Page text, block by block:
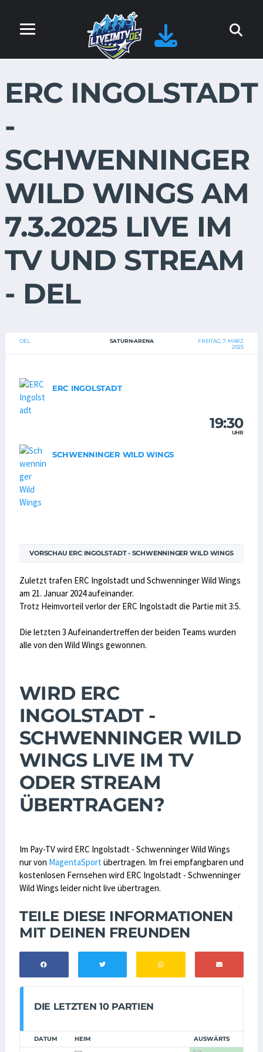
ERC INGOLSTADT
-
SCHWENNINGER
WILD WINGS AM
7.3.2025 LIVE IM
TV UND STREAM
- DEL
DEL SATURN-ARENA
FREITAG, 7. MÄRZ
2025
ERC INGOLSTADT
19:30
UHR
SCHWENNINGER WILD WINGS
VORSCHAU ERC INGOLSTADT - SCHWENNINGER WILD WINGS
Zuletzt trafen ERC Ingolstadt und Schwenninger Wild Wings
am 21. Januar 2024 aufeinander.
Trotz Heimvorteil verlor der ERC Ingolstadt die Partie mit 3:5.
Die letzten 3 Aufeinandertreffen der beiden Teams wurden
alle von den Wild Wings gewonnen.
WIRD ERC
INGOLSTADT -
SCHWENNINGER WILD
WINGS LIVE IM TV
ODER STREAM
ÜBERTRAGEN?
Im Pay-TV wird ERC Ingolstadt - Schwenninger Wild Wings
nur von MagentaSportübertragen. Im frei empfangbaren und
kostenlosen Fernsehen wird ERC Ingolstadt - Schwenninger
Wild Wings leider nicht live übertragen.
TEILE DIESE INFORMATIONEN
MIT DEINEN FREUNDEN
DIE LETZTEN 10 PARTIEN
DATUM HEIM AUSWÄRTS